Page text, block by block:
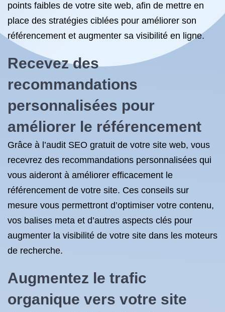
points faibles de votre site web, afin de mettre en
place des stratégies ciblées pour améliorer son
référencement et augmenter sa visibilité en ligne.
Recevez des
recommandations
personnalisées pour
améliorer le référencement
Grâce à l’audit SEO gratuit de votre site web, vous
recevrez des recommandations personnalisées qui
vous aideront à améliorer efficacement le
référencement de votre site. Ces conseils sur
mesure vous permettront d’optimiser votre contenu,
vos balises meta et d’autres aspects clés pour
augmenter la visibilité de votre site dans les moteurs
de recherche.
Augmentez le trafic
organique vers votre site